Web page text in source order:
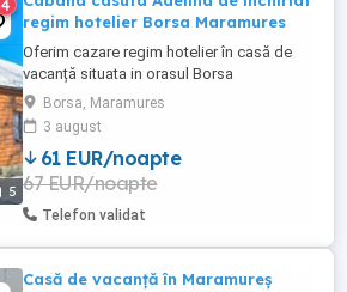
5
4
regim hotelier Borsa Maramures
Oferim cazare regim hotelier în casă de
vacanță situata in orasul Borsa
Maramures.Cabana are 1 dormitor
matrimonial, living cu canapea extensibila,
bucătărie utilată complet si baie.
Capacitate maximă 4-5 persoane. Se
inchriaza complet. Pentru o experiență
superbă avem ciubăr cu hidromasaj și
luminițe ...
Borsa, Maramures
3 august
61 EUR/noapte
67 EUR/noapte
Telefon validat
Casă de vacanță în Maramureș